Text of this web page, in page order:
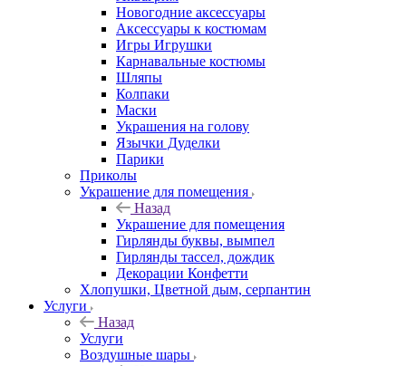
Новогодние аксессуары
Аксессуары к костюмам
Игры Игрушки
Карнавальные костюмы
Шляпы
Колпаки
Маски
Украшения на голову
Язычки Дуделки
Парики
Приколы
Украшение для помещения
Назад
Украшение для помещения
Гирлянды буквы, вымпел
Гирлянды тассел, дождик
Декорации Конфетти
Хлопушки, Цветной дым, серпантин
Услуги
Назад
Услуги
Воздушные шары